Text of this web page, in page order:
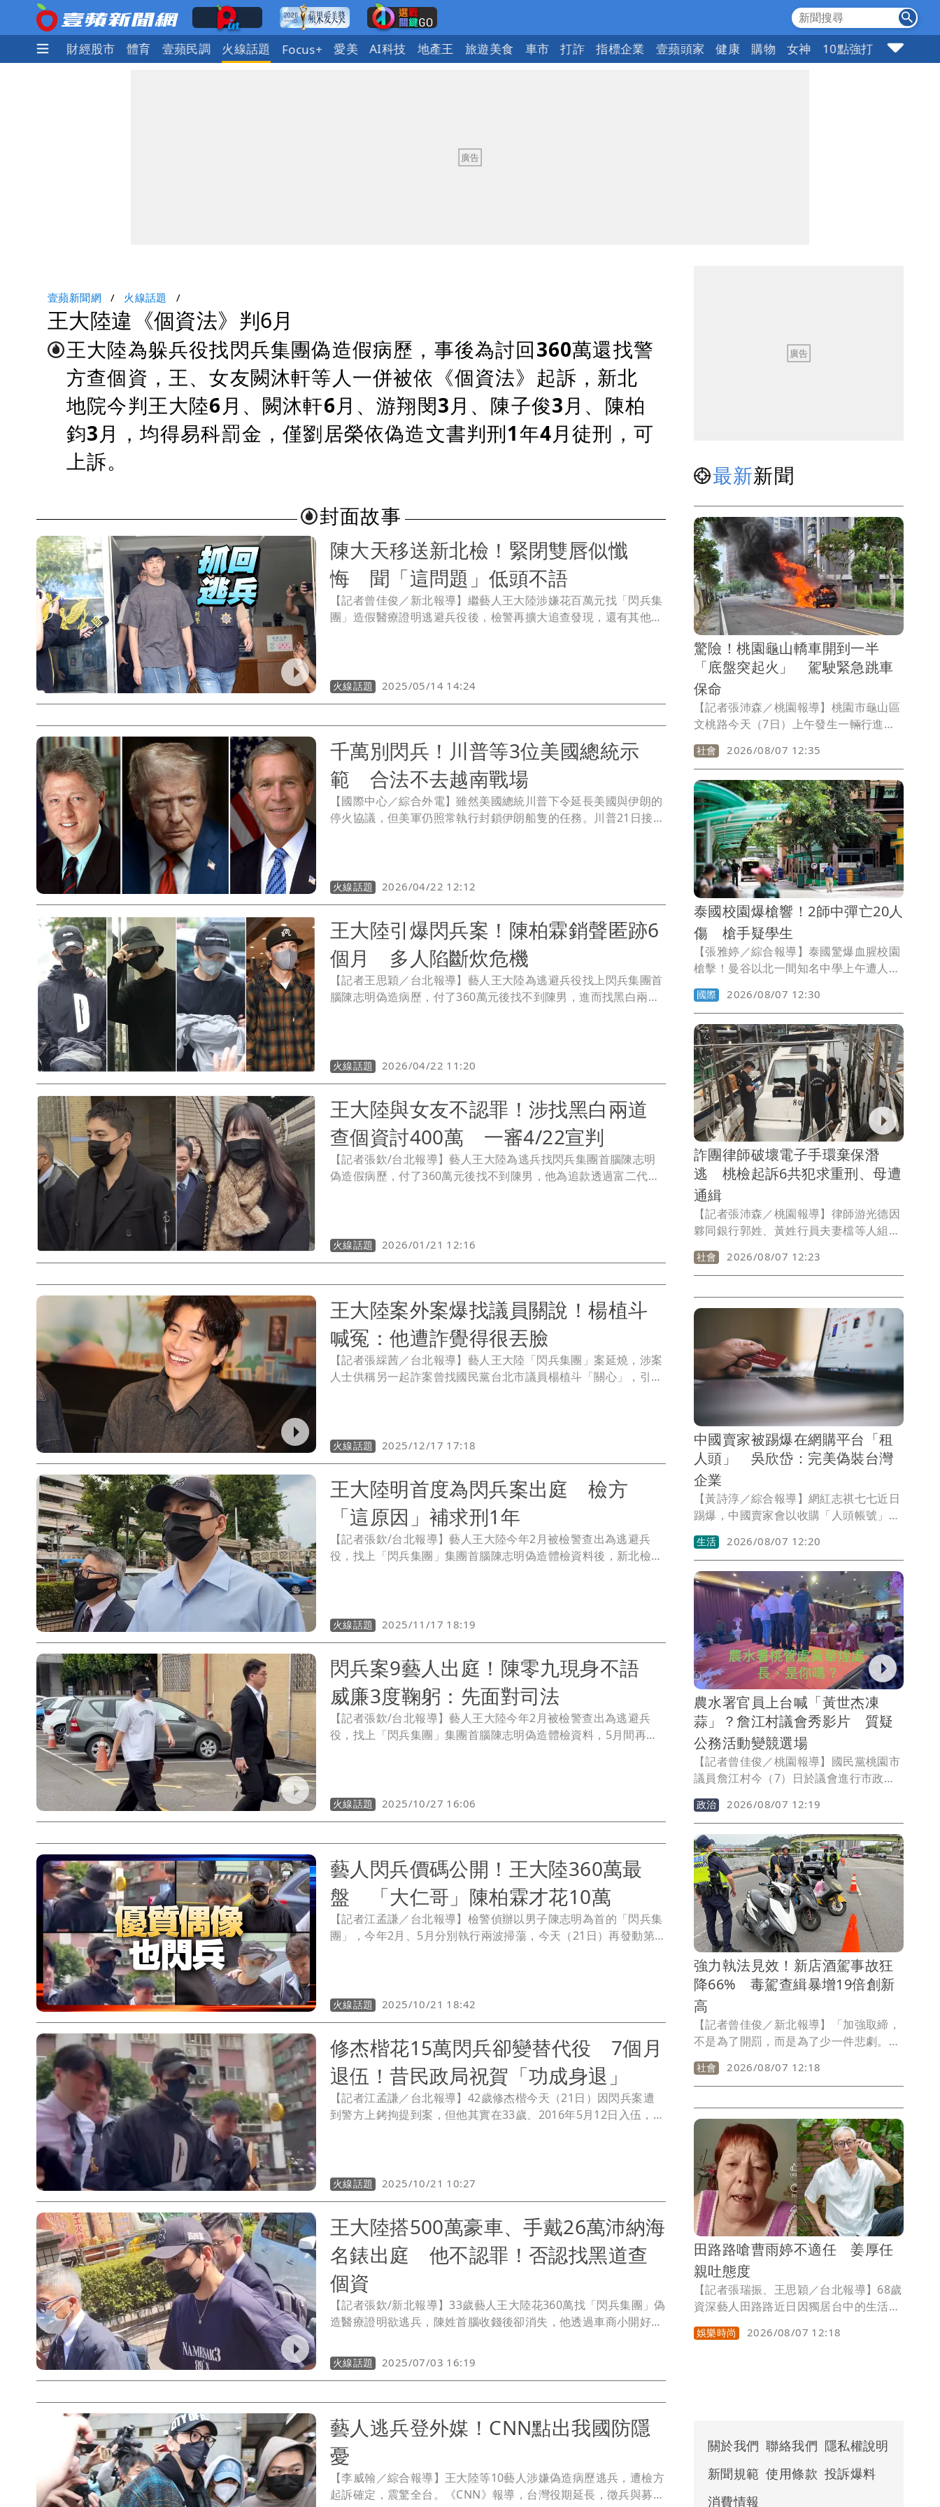
國際 財經股市 體育 壹蘋民調 火線話題 Focus+ 愛美 AI科技 地產王 旅遊美食 車市 打詐 指標企業 壹蘋頭家 健康 購物 女神 10點強打
壹蘋新聞網 火線話題
王大陸違《個資法》判6月
王大陸為躲兵役找閃兵集團偽造假病歷，事後為討回360萬還找警
方查個資，王、女友闕沐軒等人一併被依《個資法》起訴，新北
地院今判王大陸6月、闕沐軒6月、游翔閔3月、陳子俊3月、陳柏
鈞3月，均得易科罰金，僅劉居榮依偽造文書判刑1年4月徒刑，可
上訴。
封面故事
陳大天移送新北檢！緊閉雙唇似懺
悔 聞「這問題」低頭不語
【記者曾佳俊／新北報導】繼藝人王大陸涉嫌花百萬元找「閃兵集
團」造假醫療證明逃避兵役後，檢警再擴大追查發現，還有其他人
第2個男團「超克7」成員李銓都到案，而知名藝人陳零九與「棒棒
堂」威廉也在這波執行拘提的對象中，威廉人目前在綠島，接到警
後，下午2時移送新北地檢，陳大天在面對詢問「花了多少錢造假
(病歷)」時，緊閉雙唇不發一語，看似已承認確有其事。
火線話題 2025/05/14 14:24
千萬別閃兵！川普等3位美國總統示
範 合法不去越南戰場
【國際中心／綜合外電】雖然美國總統川普下令延長美國與伊朗的
停火協議，但美軍仍照常執行封鎖伊朗船隻的任務。川普21日接受
卻因為「骨刺」而免疫，根本就沒當兵。
火線話題 2026/04/22 12:12
王大陸引爆閃兵案！陳柏霖銷聲匿跡6
個月 多人陷斷炊危機
【記者王思穎／台北報導】藝人王大陸為逃避兵役找上閃兵集團首
腦陳志明偽造病歷，付了360萬元後找不到陳男，進而找黑白兩道
還有人默默轉職，如唐振剛轉當健身教練領最低薪資，坤達則是上
網路節目談閃兵心聲；而最高調的莫過於唐禹哲，還因拍工作穿搭
遭諷刺，登上熱搜。
火線話題 2026/04/22 11:20
王大陸與女友不認罪！涉找黑白兩道
查個資討400萬 一審4/22宣判
【記者張欽/台北報導】藝人王大陸為逃兵找閃兵集團首腦陳志明
偽造假病歷，付了360萬元後找不到陳男，他為追款透過富二代友
一併被依《個資法》起訴，新北地院今開庭辯論，王、闕均不認
罪，游、陳則認罪坦承犯行求輕判，游還希望能給予緩刑，全案定
火線話題 2026/01/21 12:16
王大陸案外案爆找議員關說！楊植斗
喊冤：他遭詐覺得很丟臉
【記者張綵茜／台北報導】藝人王大陸「閃兵集團」案延燒，涉案
人士供稱另一起詐案曾找國民黨台北市議員楊植斗「關心」，引發
火線話題 2025/12/17 17:18
王大陸明首度為閃兵案出庭 檢方
「這原因」補求刑1年
【記者張欽/台北報導】藝人王大陸今年2月被檢警查出為逃避兵
役，找上「閃兵集團」集團首腦陳志明偽造體檢資料後，新北檢5
求刑2年8月，由於首波起訴的王大陸等人沒被求刑，檢方日前已提
補充理由書給新北地院，對王大陸依偽造文書求刑1年，他明早也
將為閃兵案首度出庭。
火線話題 2025/11/17 18:19
閃兵案9藝人出庭！陳零九現身不語
威廉3度鞠躬：先面對司法
【記者張欽/台北報導】藝人王大陸今年2月被檢警查出為逃避兵
役，找上「閃兵集團」集團首腦陳志明偽造體檢資料，5月間再進
大陸與陳零九等藝人共28名被告，新北地院於今（27）天下午開
庭審理，並分2波傳喚陳零九等藝人。
火線話題 2025/10/27 16:06
藝人閃兵價碼公開！王大陸360萬最
盤 「大仁哥」陳柏霖才花10萬
【記者江孟謙／台北報導】檢警偵辦以男子陳志明為首的「閃兵集
團」，今年2月、5月分別執行兩波掃蕩，今天（21日）再發動第3
360萬元，對比後續被逮的藝人（價碼10萬~50萬），王大陸堪稱
「最大盤子」。
火線話題 2025/10/21 18:42
修杰楷花15萬閃兵卻變替代役 7個月
退伍！昔民政局祝賀「功成身退」
【記者江孟謙／台北報導】42歲修杰楷今天（21日）因閃兵案遭
到警方上銬拘提到案，但他其實在33歲、2016年5月12日入伍，並
中。」
火線話題 2025/10/21 10:27
王大陸搭500萬豪車、手戴26萬沛納海
名錶出庭 他不認罪！否認找黑道查
個資
【記者張欽/新北報導】33歲藝人王大陸花360萬找「閃兵集團」偽
造醫療證明欲逃兵，陳姓首腦收錢後卻消失，他透過車商小開好友
男幫女友、前直播主沐軒(本名闕沐軒)遭潘男詐騙440萬一事，請
游找上四海幫海鷹堂堂主小阿俊（本名陳子俊）處理，新北檢5月
友闕沐軒、陳子俊、陳柏鈞、游翔閔、劉居榮等6人，新北地院日
前傳闕女後，今再傳王大陸，他下午2時15分從要價500萬的Lexus
LM豪車下來，在律師陪同下赴新北地院應訊，對媒體提問會認罪
嗎？王大陸均不回應。
火線話題 2025/07/03 16:19
藝人逃兵登外媒！CNN點出我國防隱
憂
【李威翰／綜合報導】王大陸等10藝人涉嫌偽造病歷逃兵，遭檢方
起訴確定，震驚全台。《CNN》報導，台灣役期延長，徵兵與募兵
最新新聞
驚險！桃園龜山轎車開到一半
「底盤突起火」 駕駛緊急跳車
保命
【記者張沛森／桃園報導】桃園市龜山區
文桃路今天（7日）上午發生一輛行進間
的小客車底盤突然冒煙起火，還好駕駛人
急停路邊逃生，火勢由隨後趕來的消防人
員撲滅，未有人員傷亡。
社會 2026/08/07 12:35
泰國校園爆槍響！2師中彈亡20人
傷 槍手疑學生
【張雅婷／綜合報導】泰國驚爆血腥校園
槍擊！曼谷以北一間知名中學上午遭人持
槍掃射，2名教師當場身亡，凶嫌被爆是
學生，甚至還與趕來的警方駁火，目前現
場仍一片混亂。
國際 2026/08/07 12:30
詐團律師破壞電子手環棄保潛
逃 桃檢起訴6共犯求重刑、母遭
通緝
【記者張沛森／桃園報導】律師游光德因
夥同銀行郭姓、黃姓行員夫妻檔等人組成
詐騙集團，透過虛擬貨幣及人頭公司洗
錢，獲利1.1億元，經桃園地檢署依加重
詐欺等罪嫌起訴後諭知250萬元交保，限
制出境出海及電子監控。未料游男於3月
22日棄保潛逃出境，案經檢警追查出接應
游男的陳姓男子和5名偷渡集團成員，今
天（7日）偵結起訴，求處3年至8年6月不
等有期徒刑。
社會 2026/08/07 12:23
中國賣家被踢爆在網購平台「租
人頭」 吳欣岱：完美偽裝台灣
企業
【黃詩淳／綜合報導】網紅志祺七七近日
踢爆，中國賣家會以收購「人頭帳號」的
方式，在蝦皮假冒成台灣本土店家，台灣
基進台北市港湖議員參選人吳欣岱見狀痛
批，「這對台灣社會造成兩個極大的危
害」，她也喊話蝦皮等電商網站必須擔起
平台責任，政府相關單位也必須硬起來。
生活 2026/08/07 12:20
農水署官員上台喊「黃世杰凍
蒜」？詹江村議會秀影片 質疑
公務活動變競選場
【記者曾佳俊／桃園報導】國民黨桃園市
議員詹江村今（7）日於議會進行市政總
質詢時，公開播放多段影片，指控民進黨
桃園市長參選人黃世杰日前出席農業部農
田水利署桃園管理處舉辦的活動時，不僅
身穿競選背心，現場還有農水署桃園管理
處長黃華煌同台，不但幫忙拉票甚至帶頭
高喊「黃世杰凍蒜」，活動還發送市價超
過200元的雞蛋禮盒，質疑中央機關涉嫌
動用公家資源替特定候選人助選，恐已踩
到行政中立甚至賄選紅線。
政治 2026/08/07 12:19
強力執法見效！新店酒駕事故狂
降66% 毒駕查緝暴增19倍創新
高
【記者曾佳俊／新北報導】「加強取締，
不是為了開罰，而是為了少一件悲劇。」
新店警分局持續對酒、毒駕祭出高強度執
法，今年1月至7月底共查獲酒駕289件、
毒駕321件，其中毒駕查緝數更較去年同
期暴增近19倍，創下歷年新高；值得注意
的是，在警方持續攔查與熱點部署下，轄
內酒駕交通事故僅發生5件，較去年同期
15件大幅下降66.7%，顯示強力執法已逐
步發揮嚇阻效果。
社會 2026/08/07 12:18
田路路嗆曹雨婷不適任 姜厚任
親吐態度
【記者張瑞振、王思穎／台北報導】68歲
資深藝人田路路近日因獨居台中的生活狀
況引發外界關注，資深女星池秋美接連兩
度發文，砲轟演藝工會理事長曹雨婷；資
對此，姜厚任今天做出回應。
娛樂時尚 2026/08/07 12:18
關於我們 聯絡我們 隱私權說明
新聞規範 使用條款 投訴爆料
消費情報